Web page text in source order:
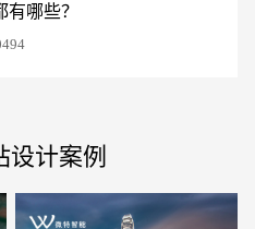
哪些？
设计案例